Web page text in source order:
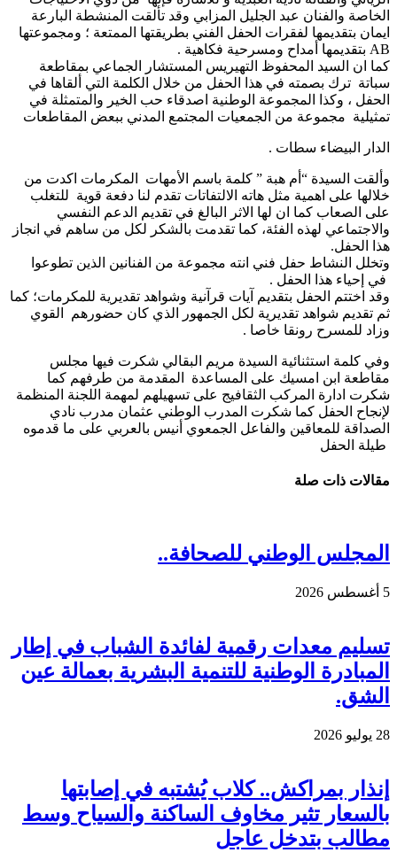
الخاصة والفنان عبد الجليل المزابي وقد تألقت المنشطة البارعة
ايمان بتقديمها لفقرات الحفل الفني بطريقتها الممتعة ؛ ومجموعتها
AB بتقديمها أمداح ومسرحية فكاهية .
كما ان السيد المحفوظ التهيريس المستشار الجماعي بمقاطعة
سباتة ترك بصمته في هذا الحفل من خلال الكلمة التي ألقاها في
الحفل ، وكذا المجموعة الوطنية اصدقاء حب الخير والمتمثلة في
تمثيلية مجموعة من الجمعيات المجتمع المدني ببعض المقاطعات
الدار البيضاء سطات .
وألقت السيدة “أم هبة ” كلمة باسم الأمهات المكرمات اكدت من
خلالها على اهمية مثل هاته الالتفاتات تقدم لنا دفعة قوية للتغلب
على الصعاب كما ان لها الاثر البالغ في تقديم الدعم النفسي
والاجتماعي لهذه الفئة، كما تقدمت بالشكر لكل من ساهم في انجاز
هذا الحفل.
وتخلل النشاط حفل فني انته مجموعة من الفنانين الذين تطوعوا
في إحياء هذا الحفل .
وقد اختتم الحفل بتقديم آيات قرآنية وشواهد تقديرية للمكرمات؛ كما
ثم تقديم شواهد تقديرية لكل الجمهور الذي كان حضورهم القوي
وزاد للمسرح رونقا خاصا .
وفي كلمة استثنائية السيدة مريم البقالي شكرت فيها مجلس
مقاطعة ابن امسيك على المساعدة المقدمة من طرفهم كما
شكرت ادارة المركب الثقافيج على تسهيلهم لمهمة اللجنة المنظمة
لإنجاح الحفل كما شكرت المدرب الوطني عثمان مدرب نادي
الصداقة للمعاقين والفاعل الجمعوي أنيس بالعربي على ما قدموه
طيلة الحفل
مقالات ذات صلة
المجلس الوطني للصحافة..
5 أغسطس 2026
تسليم معدات رقمية لفائدة الشباب في إطار
المبادرة الوطنية للتنمية البشرية بعمالة عين
الشق.
28 يوليو 2026
إنذار بمراكش.. كلاب يُشتبه في إصابتها
بالسعار تثير مخاوف الساكنة والسياح وسط
مطالب بتدخل عاجل